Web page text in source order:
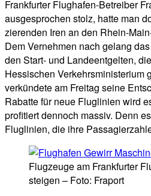
Frankfurter Flughafen-Betreiber
ausgesprochen stolz, hatte man
zierenden Iren an den Rhein-
Dem Vernehmen nach gelang
den Start- und Landeentgelten,
Hessischen Verkehrsministerium
verkündete am Freitag seine
Rabatte für neue Fluglinien wird
profitiert dennoch massiv. Denn
Fluglinien, die ihre
Flugzeuge am Frankfurter
steigen – Foto: Fraport